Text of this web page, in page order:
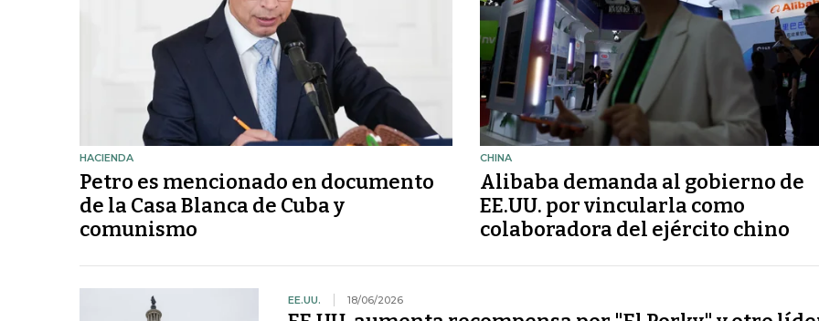
HACIENDA
Petro es mencionado en documento
de la Casa Blanca de Cuba y
comunismo
CHINA
Alibaba demanda al gobierno de
EE.UU. por vincularla como
colaboradora del ejército chino
EE.UU. 18/06/2026